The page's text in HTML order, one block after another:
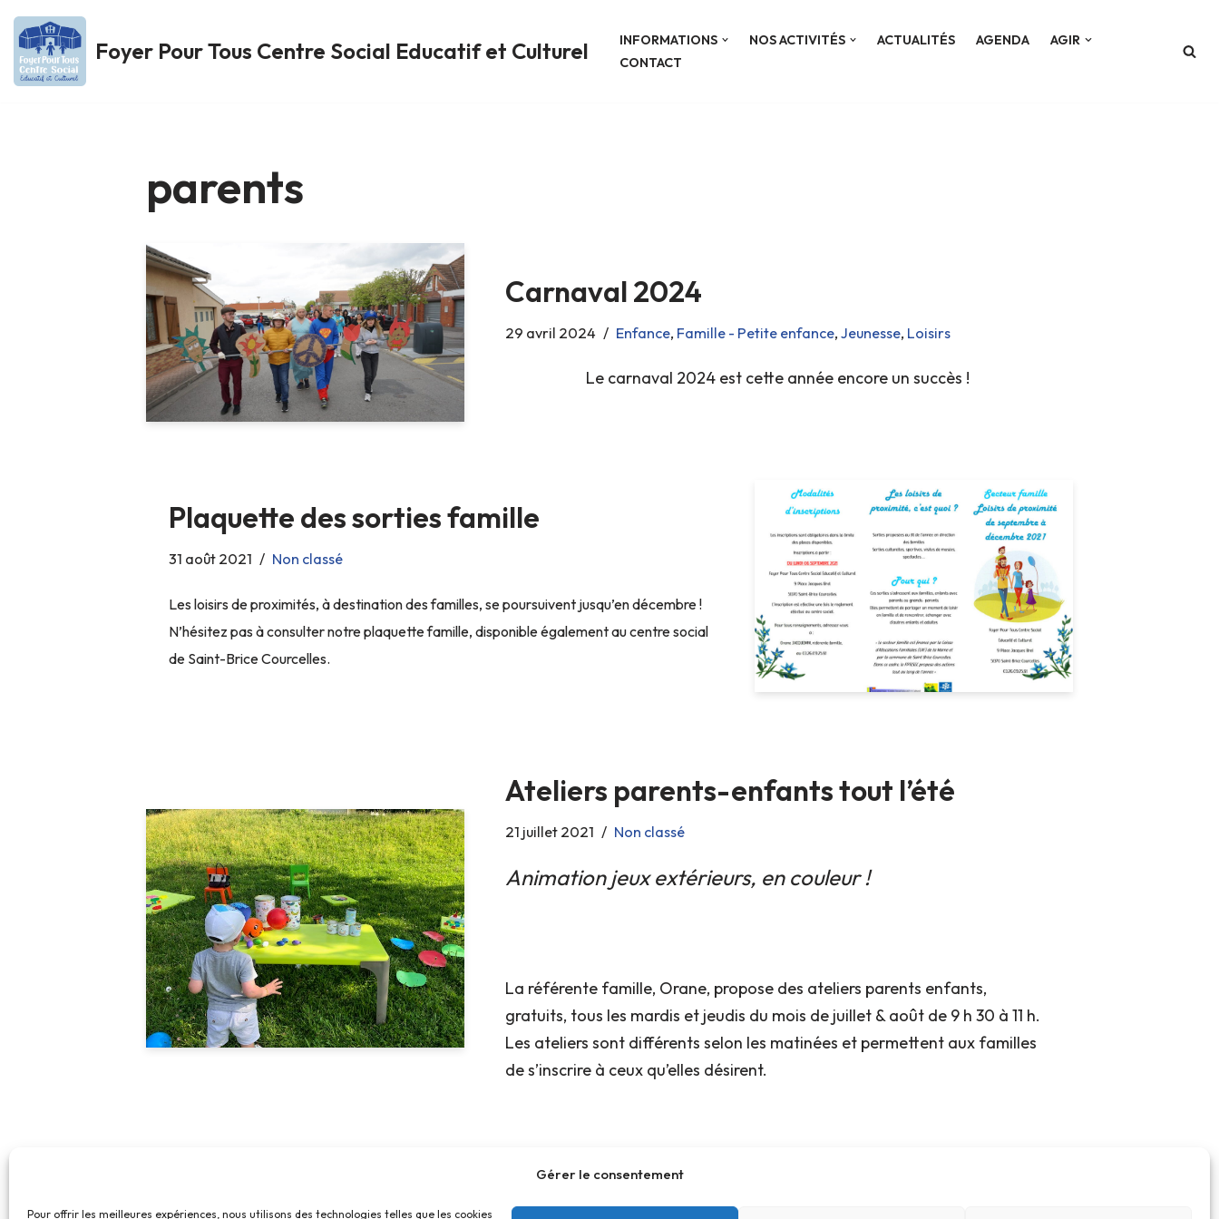
Gérer le consentement
Pour offrir les meilleures expériences, nous utilisons des technologies telles que les cookies
Aller
au
Foyer Pour Tous Centre Social Educatif et Culturel INFORMATIONS NOS ACTIVITÉS ACTUALITÉS AGENDA
AGIR
CONTACT
parents
Carnaval 2024
29 avril 2024 Enfance, Famille - Petite enfance, Jeunesse, Loisirs
Le carnaval 2024 est cette année encore un succès !
Plaquette des sorties famille
31 août 2021 Non classé
Les loisirs de proximités, à destination des familles, se poursuivent jusqu’en décembre !
N’hésitez pas à consulter notre plaquette famille, disponible également au centre social
de Saint-Brice Courcelles.
Ateliers parents-enfants tout l’été
21 juillet 2021 Non classé
Animation jeux extérieurs, en couleur !
La référente famille, Orane, propose des ateliers parents enfants,
gratuits, tous les mardis et jeudis du mois de juillet & août de 9 h 30 à 11 h.
Les ateliers sont différents selon les matinées et permettent aux familles
de s’inscrire à ceux qu’elles désirent.